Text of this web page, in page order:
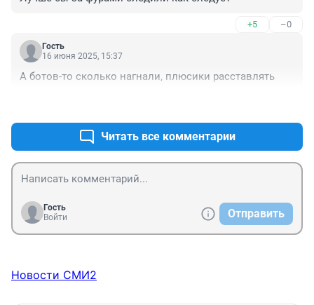
+5 –0
Гость
16 июня 2025, 15:37
А ботов-то сколько нагнали, плюсики расставлять
Читать все комментарии
Гость
Войти
Отправить
Новости СМИ2